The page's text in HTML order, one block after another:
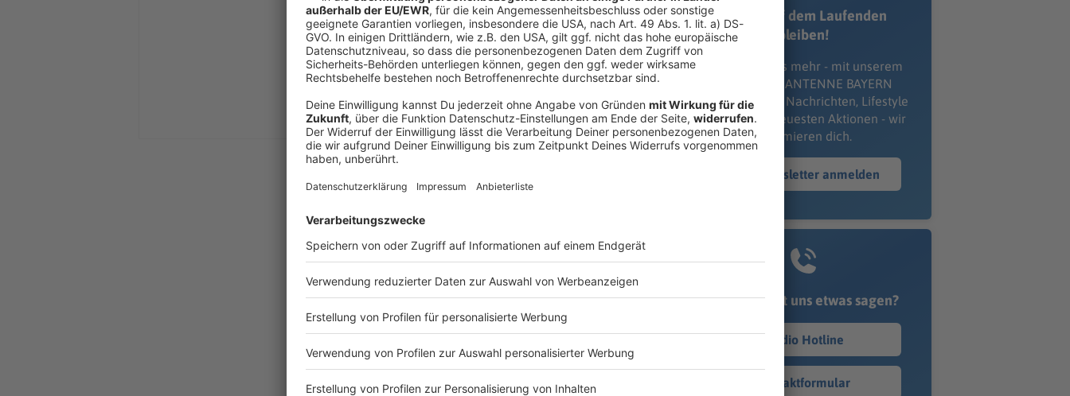
Immer auf dem Laufenden
bleiben!
Verpass' nichts mehr - mit unserem
kostenlosen ANTENNE BAYERN
Newsletter. Ob Nachrichten, Lifestyle
oder unsere neuesten Aktionen - wir
informieren dich.
Zum Newsletter anmelden
Du möchtest uns etwas sagen?
Studio Hotline
Kontaktformular